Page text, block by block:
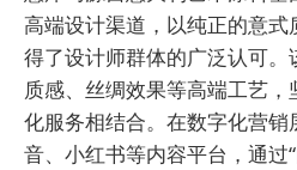
高端设计渠道，以纯正的意
得了设计师群体的广泛认可
质感、丝绸效果等高端工艺
化服务相结合。在数字化营
音、小红书等内容平台，通过